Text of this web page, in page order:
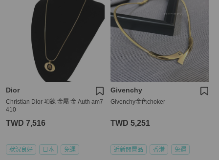
Dior
Christian Dior 項鍊 金屬 金 Auth am7
410
TWD 7,516
狀況良好 日本 免運
Givenchy
Givenchy金色choker
TWD 5,251
近新閒置品 香港 免運